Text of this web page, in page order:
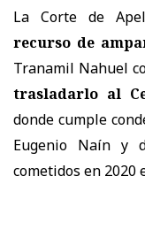
La Corte de
recurso de
Tranamil Nahuel
trasladarlo al
donde cumple
Eugenio Naín y
cometidos en 2020